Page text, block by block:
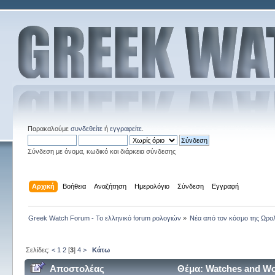
Παρακαλούμε συνδεθείτεή εγγραφείτε.
Σύνδεση με όνομα, κωδικό και διάρκεια σύνδεσης
Αρχική Βοήθεια Αναζήτηση Ημερολόγιο Σύνδεση Εγγραφή
Greek Watch Forum - Το ελληνικό forum ρολογιών » Νέα από τον κόσμο της
Σελίδες: < 1 2[3] 4 > Κάτω
Αποστολέας Θέμα: Watches and